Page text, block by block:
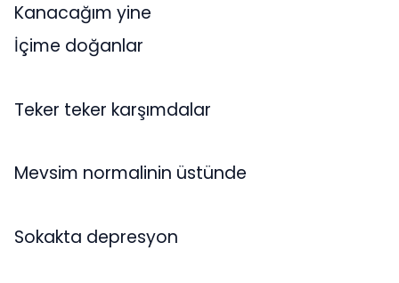
Kanacağım yine
İçime doğanlar
Teker teker karşımdalar
Mevsim normalinin üstünde
Sokakta depresyon